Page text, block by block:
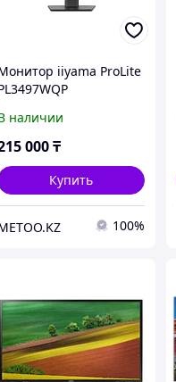
iiyama ProLite
коробка
наличии
000₸
Купить
100%